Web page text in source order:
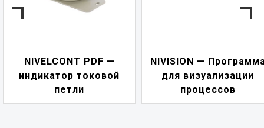
NIVELCONT PDF —
индикатор токовой
петли
NIVISION —
для визуализации
процессов